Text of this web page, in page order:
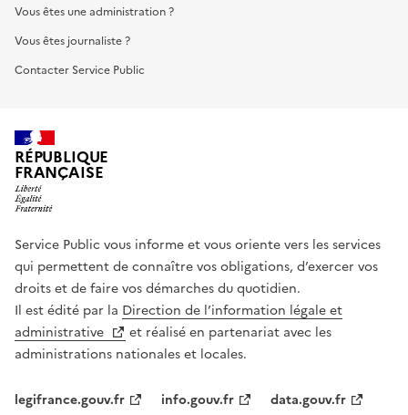
Vous êtes une administration ?
Vous êtes journaliste ?
Contacter Service Public
RÉPUBLIQUE
FRANÇAISE
Service Public vous informe et vous oriente vers les services
qui permettent de connaître vos obligations, d’exercer vos
droits et de faire vos démarches du quotidien.
Il est édité par la Direction de l’information légale et
administrative
et réalisé en partenariat avec les
administrations nationales et locales.
legifrance.gouv.fr info.gouv.fr data.gouv.fr